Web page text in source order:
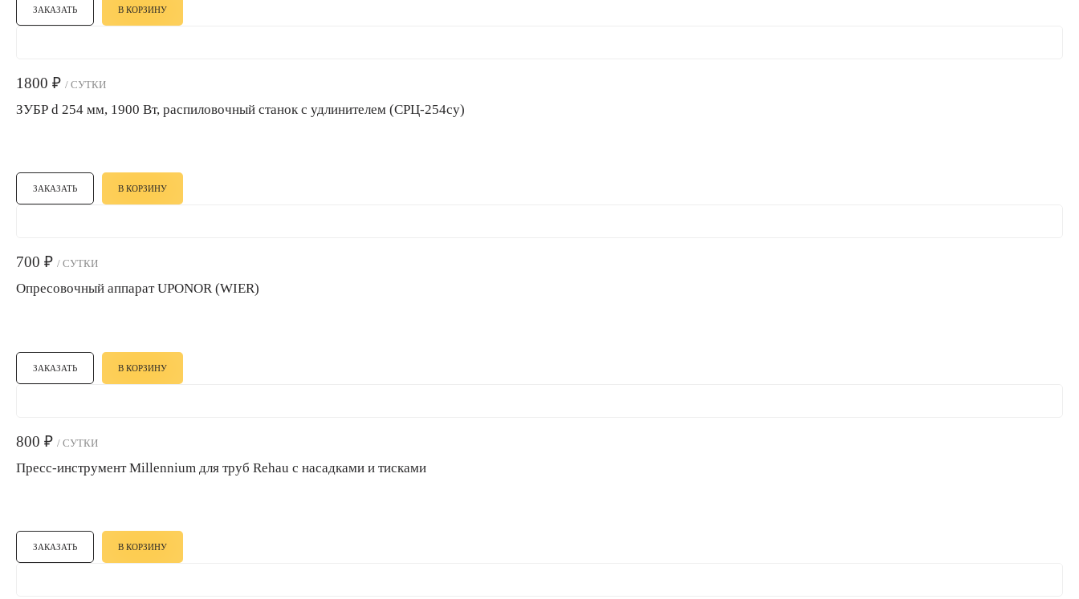
ЗАКАЗАТЬ В КОРЗИНУ
1800 ₽ / СУТКИ
ЗУБР d 254 мм, 1900 Вт, распиловочный станок с удлинителем (СРЦ-254су)
ЗАКАЗАТЬ В КОРЗИНУ
700 ₽ / СУТКИ
Опресовочный аппарат UPONOR (WIER)
ЗАКАЗАТЬ В КОРЗИНУ
800 ₽ / СУТКИ
Пресс-инструмент Millennium для труб Rehau с насадками и тисками
ЗАКАЗАТЬ В КОРЗИНУ